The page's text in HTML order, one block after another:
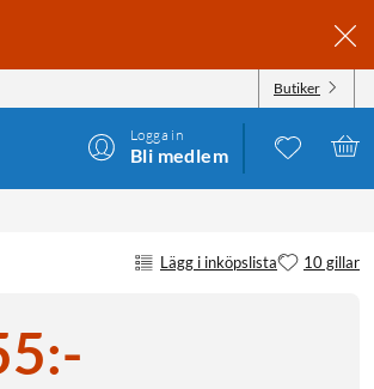
Butiker
Logga in
Bli medlem
Lägg i inköpslista 10 gillar
:-